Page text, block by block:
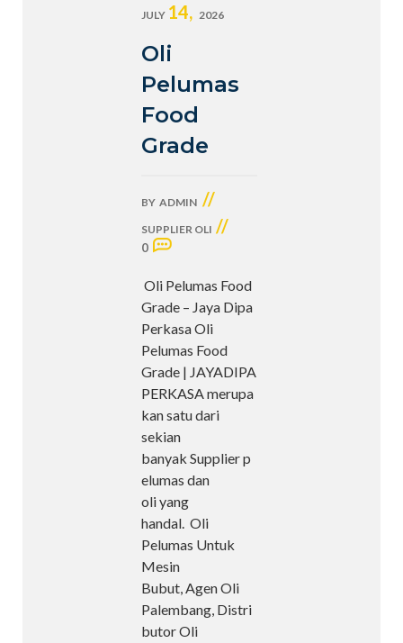
JULY 14, 2026
Oli
Pelumas
Food
Grade
BY ADMIN //
SUPPLIER OLI //
0
Oli Pelumas Food
Grade – Jaya Dipa
Perkasa Oli
Pelumas Food
Grade | JAYADIPA
PERKASA merupa
kan satu dari
sekian
banyak Supplier p
elumas dan
oli yang
handal. Oli
Pelumas Untuk
Mesin
Bubut, Agen Oli
Palembang, Distri
butor Oli